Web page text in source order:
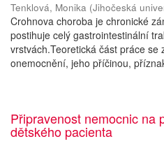
Tenklová, Monika (Jihočeská
Crohnova choroba je chronické
postihuje celý gastrointestinální
vrstvách.Teoretická část práce se
onemocnění, jeho příčinou,
Připravenost nemocnic na
dětského pacienta